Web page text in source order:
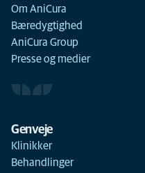
Om AniCura
Bæredygtighed
AniCura Group
Presse og medier
Genveje
Klinikker
Behandlinger